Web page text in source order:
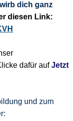
dich ganz
diesen Link:
dafür aufJetzt
und zum